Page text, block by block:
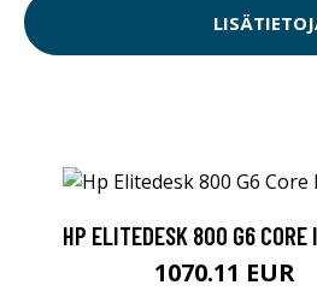
HP ELITEDESK 800 G6 CORE
1070.11 EUR